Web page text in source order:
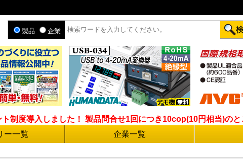
製品 企業
制度導入しました！ 製品問合せ1回につき10cop(10円相当)の
ー一覧 企業一覧